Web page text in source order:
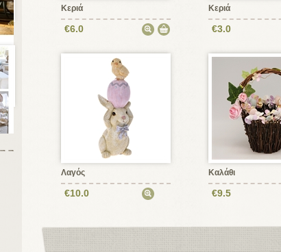
Κεριά
€6.0
Κεριά
€3.0
Λαγός
€10.0
Καλάθι
€9.5